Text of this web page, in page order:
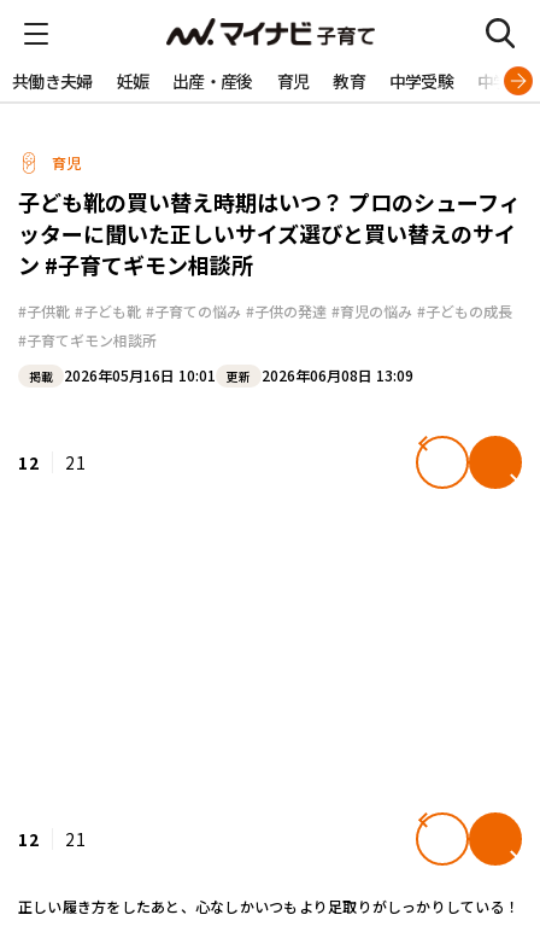
共働き夫婦 妊娠 出産・産後 育児 教育 中学受験 中学生
育児
子ども靴の買い替え時期はいつ？ プロのシューフィ
ッターに聞いた正しいサイズ選びと買い替えのサイ
ン #子育てギモン相談所
#子供靴 #子ども靴 #子育ての悩み #子供の発達 #育児の悩み #子どもの成長
#子育てギモン相談所
掲載 2026年05月16日 10:01 更新 2026年06月08日 13:09
12 21
12 21
正しい履き方をしたあと、心なしかいつもより足取りがしっかりしている！